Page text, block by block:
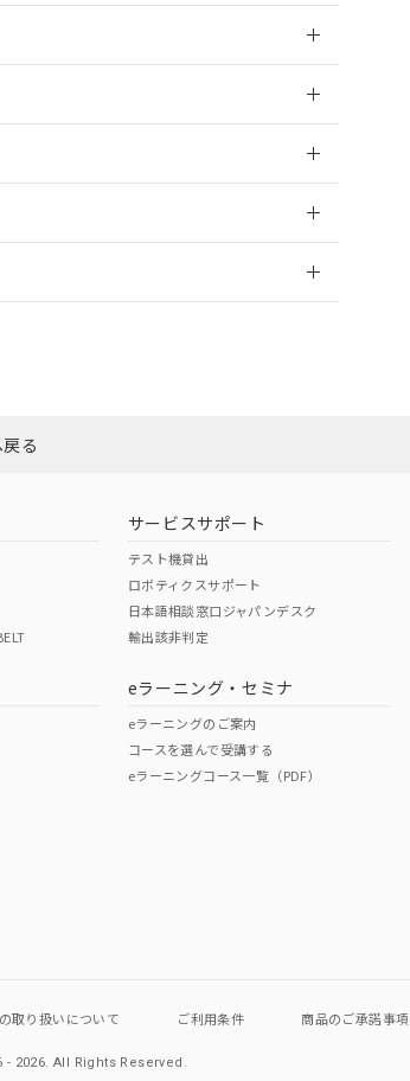
O
す。
カ
この製品の規格認証/適合状況ページへ
証はこちらのページからご検索ください
る
サービスサポート
テスト機貸出
ロボティクスサポート
日本語相談窓口ジャパンデスク
輸出該非判定
eラーニング・セミナ
eラーニングのご案内
コースを選んで受講する
eラーニングコース一覧（PDF）
取り扱いについて ご利用条件 商品のご承諾事項
- 2026.All Rights Reserved.